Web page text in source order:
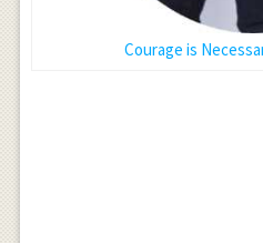
Courage is